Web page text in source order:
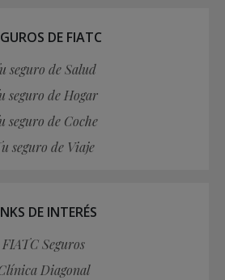
DE FIATC
seguro de Salud
seguro de Hogar
seguro de Coche
seguro de Viaje
DE INTERÉS
FIATC Seguros
Diagonal